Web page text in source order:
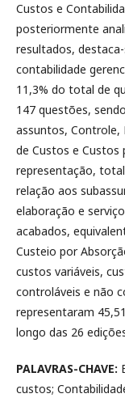
Custos e
posteriormente
resultados,
contabilidade
11,3% do total de
147 questões,
assuntos, Controle,
de Custos e
representação,
relação aos
elaboração e
acabados,
Custeio por
custos variáveis,
controláveis e não
representaram
longo das 26
PALAVRAS-CHAVE:
custos;